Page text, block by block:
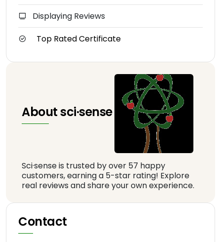
Displaying Reviews
Top Rated Certificate
About sci·sense
Sci·sense is trusted by over 57 happy
customers, earning a 5-star rating! Explore
real reviews and share your own experience.
Contact